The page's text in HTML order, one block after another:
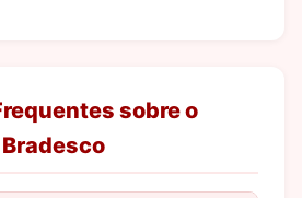
sobre o